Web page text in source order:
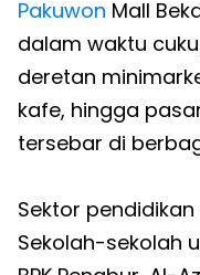
Pakuwon Mall
dalam waktu
deretan
kafe, hingga
tersebar di
Sektor
Sekolah-sekolah